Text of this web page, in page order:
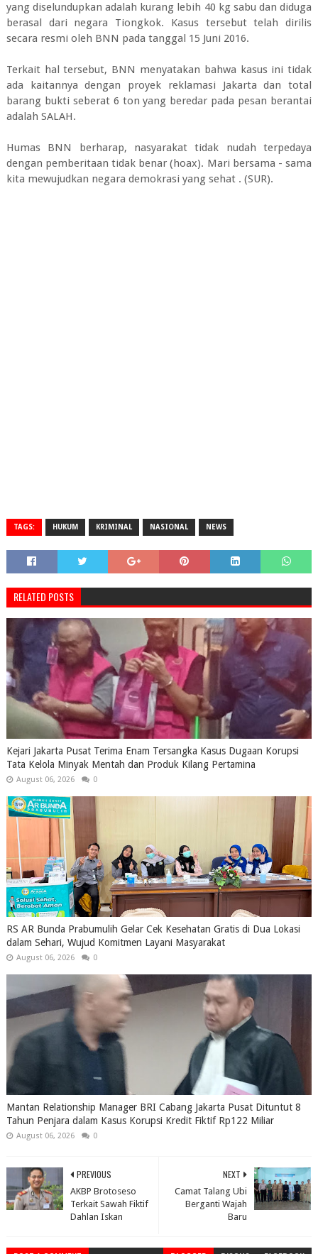
yang diselundupkan adalah kurang lebih 40 kg sabu dan diduga
berasal dari negara Tiongkok. Kasus tersebut telah dirilis
secara resmi oleh BNN pada tanggal 15 Juni 2016.
Terkait hal tersebut, BNN menyatakan bahwa kasus ini tidak
ada kaitannya dengan proyek reklamasi Jakarta dan total
barang bukti seberat 6 ton yang beredar pada pesan berantai
adalah SALAH.
Humas BNN berharap, nasyarakat tidak nudah terpedaya
dengan pemberitaan tidak benar (hoax). Mari bersama - sama
kita mewujudkan negara demokrasi yang sehat . (SUR).
TAGS: HUKUM KRIMINAL NASIONAL NEWS
RELATED POSTS
Kejari Jakarta Pusat Terima Enam Tersangka Kasus Dugaan Korupsi
Tata Kelola Minyak Mentah dan Produk Kilang Pertamina
August 06, 2026 0
RS AR Bunda Prabumulih Gelar Cek Kesehatan Gratis di Dua Lokasi
dalam Sehari, Wujud Komitmen Layani Masyarakat
August 06, 2026 0
Mantan Relationship Manager BRI Cabang Jakarta Pusat Dituntut 8
Tahun Penjara dalam Kasus Korupsi Kredit Fiktif Rp122 Miliar
August 06, 2026 0
NEXT
Camat Talang Ubi
Berganti Wajah
Baru
PREVIOUS
AKBP Brotoseso
Terkait Sawah Fiktif
Dahlan Iskan